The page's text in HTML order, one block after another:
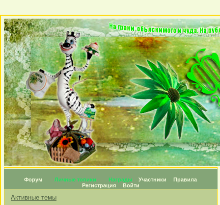
Форум Личные топики Награды Участники
Правила
Регистрация
Войти
Активные темы